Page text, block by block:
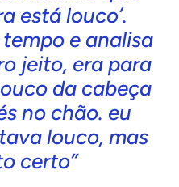
está louco’.
e analisa
jeito, era para
da cabeça
no chão. eu
louco, mas
certo”